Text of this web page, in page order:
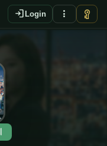
login Login more_vert vpn_key